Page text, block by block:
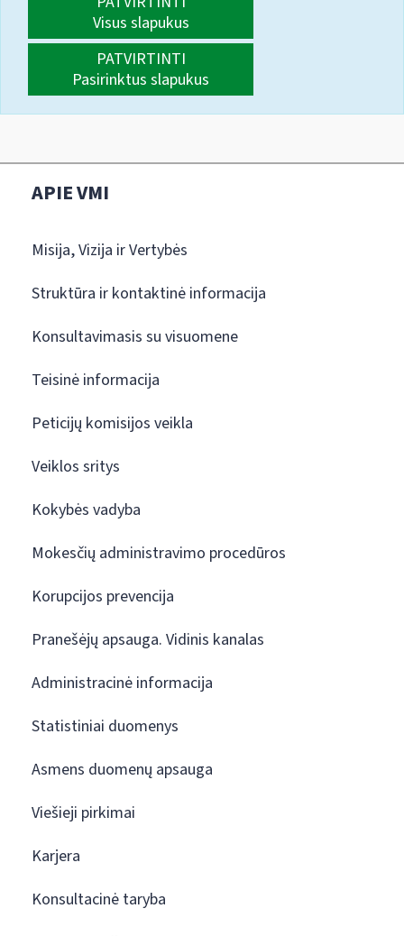
Visus slapukus
PATVIRTINTI
Pasirinktus slapukus
APIE VMI
Misija, Vizija ir Vertybės
Struktūra ir kontaktinė informacija
Konsultavimasis su visuomene
Teisinė informacija
Peticijų komisijos veikla
Veiklos sritys
Kokybės vadyba
Mokesčių administravimo procedūros
Korupcijos prevencija
Pranešėjų apsauga. Vidinis kanalas
Administracinė informacija
Statistiniai duomenys
Asmens duomenų apsauga
Viešieji pirkimai
Karjera
Konsultacinė taryba